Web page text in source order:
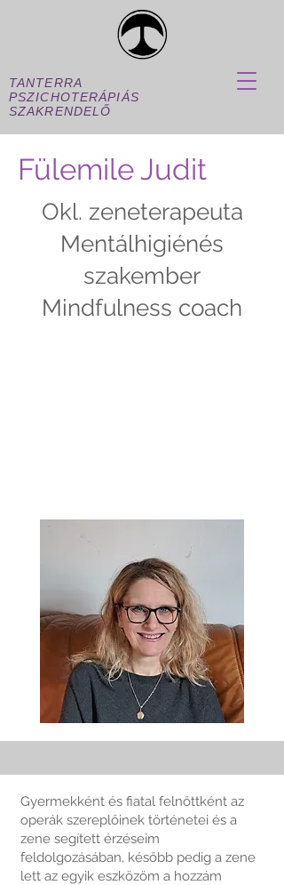
TANTERRA
PSZICHOTERÁPIÁS
SZAKRENDELŐ
Fülemile Judit
Okl. zeneterapeuta
Mentálhigiénés
szakember
Mindfulness coach
Gyermekként és fiatal felnőttként az
operák szereplőinek történetei és a
zene segített érzéseim
feldolgozásában, később pedig a zene
lett az egyik eszközöm a hozzám